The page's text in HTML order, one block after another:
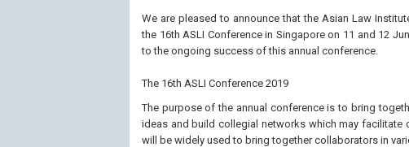
We are pleased to announce that the Asian Law
the 16th ASLI Conference in Singapore on 11 and 12
to the ongoing success of this annual conference.
The 16th ASLI Conference 2019
The purpose of the annual conference is to bring
ideas and build collegial networks which may facilitate
will be widely used to bring together collaborators in